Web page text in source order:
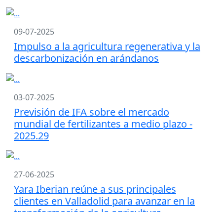
09-07-2025
Impulso a la agricultura regenerativa y la
descarbonización en arándanos
03-07-2025
Previsión de IFA sobre el mercado
mundial de fertilizantes a medio plazo -
2025.29
27-06-2025
Yara Iberian reúne a sus principales
clientes en Valladolid para avanzar en la